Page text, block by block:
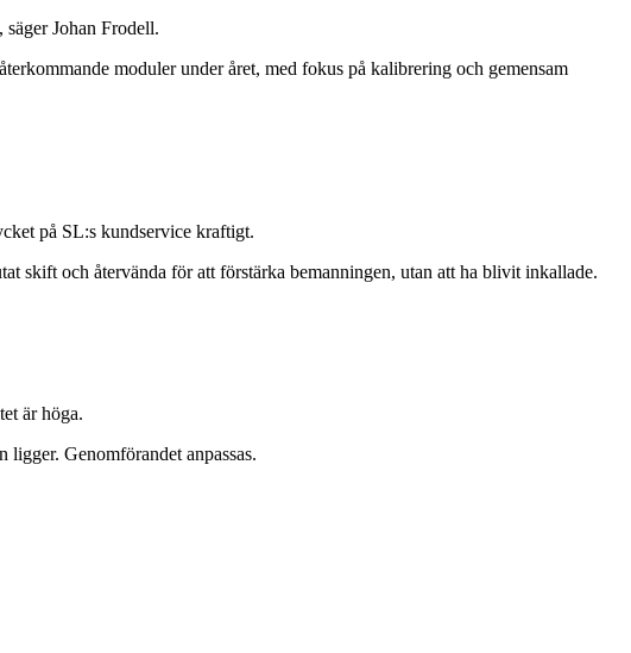
Johan Frodell.
moduler under året, med fokus på kalibrering och gemensam
på SL:s kundservice kraftigt.
skift och återvända för att förstärka bemanningen, utan att ha blivit inkallade.
är höga.
Genomförandet anpassas.